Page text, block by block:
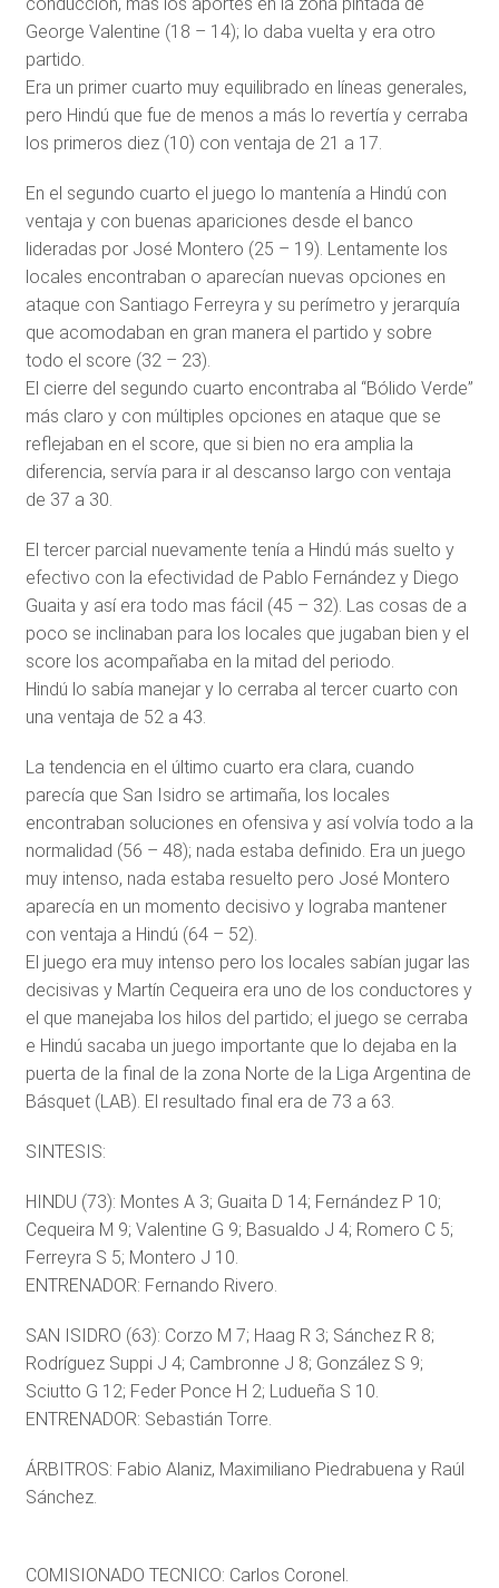
conducción, más los aportes en la zona pintada de
George Valentine (18 – 14); lo daba vuelta y era otro
partido.
Era un primer cuarto muy equilibrado en líneas generales,
pero Hindú que fue de menos a más lo revertía y cerraba
los primeros diez (10) con ventaja de 21 a 17.
En el segundo cuarto el juego lo mantenía a Hindú con
ventaja y con buenas apariciones desde el banco
lideradas por José Montero (25 – 19). Lentamente los
locales encontraban o aparecían nuevas opciones en
ataque con Santiago Ferreyra y su perímetro y jerarquía
que acomodaban en gran manera el partido y sobre
todo el score (32 – 23).
El cierre del segundo cuarto encontraba al “Bólido Verde”
más claro y con múltiples opciones en ataque que se
reflejaban en el score, que si bien no era amplia la
diferencia, servía para ir al descanso largo con ventaja
de 37 a 30.
El tercer parcial nuevamente tenía a Hindú más suelto y
efectivo con la efectividad de Pablo Fernández y Diego
Guaita y así era todo mas fácil (45 – 32). Las cosas de a
poco se inclinaban para los locales que jugaban bien y el
score los acompañaba en la mitad del periodo.
Hindú lo sabía manejar y lo cerraba al tercer cuarto con
una ventaja de 52 a 43.
La tendencia en el último cuarto era clara, cuando
parecía que San Isidro se artimaña, los locales
encontraban soluciones en ofensiva y así volvía todo a la
normalidad (56 – 48); nada estaba definido. Era un juego
muy intenso, nada estaba resuelto pero José Montero
aparecía en un momento decisivo y lograba mantener
con ventaja a Hindú (64 – 52).
El juego era muy intenso pero los locales sabían jugar las
decisivas y Martín Cequeira era uno de los conductores y
el que manejaba los hilos del partido; el juego se cerraba
e Hindú sacaba un juego importante que lo dejaba en la
puerta de la final de la zona Norte de la Liga Argentina de
Básquet (LAB). El resultado final era de 73 a 63.
SINTESIS:
HINDU (73): Montes A 3; Guaita D 14; Fernández P 10;
Cequeira M 9; Valentine G 9; Basualdo J 4; Romero C 5;
Ferreyra S 5; Montero J 10.
ENTRENADOR: Fernando Rivero.
SAN ISIDRO (63): Corzo M 7; Haag R 3; Sánchez R 8;
Rodríguez Suppi J 4; Cambronne J 8; González S 9;
Sciutto G 12; Feder Ponce H 2; Ludueña S 10.
ENTRENADOR: Sebastián Torre.
ÁRBITROS: Fabio Alaniz, Maximiliano Piedrabuena y Raúl
Sánchez.
COMISIONADO TECNICO: Carlos Coronel.